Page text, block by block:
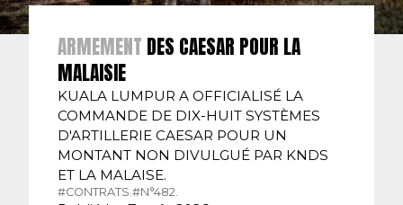
ARMEMENT DES CAESAR POUR LA
MALAISIE
KUALA LUMPUR A OFFICIALISÉ LA
COMMANDE DE DIX-HUIT SYSTÈMES
D'ARTILLERIE CAESAR POUR UN
MONTANT NON DIVULGUÉ PAR KNDS
ET LA MALAISE.
#CONTRATS. #N°482.